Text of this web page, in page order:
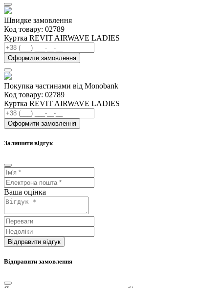
Швидке замовлення
Код товару: 02789
Куртка REVIT AIRWAVE LADIES
Оформити замовлення
Покупка частинами від Monobank
Код товару: 02789
Куртка REVIT AIRWAVE LADIES
Оформити замовлення
Залишити відгук
Ваша оцінка
Відправити відгук
Відправити замовлення